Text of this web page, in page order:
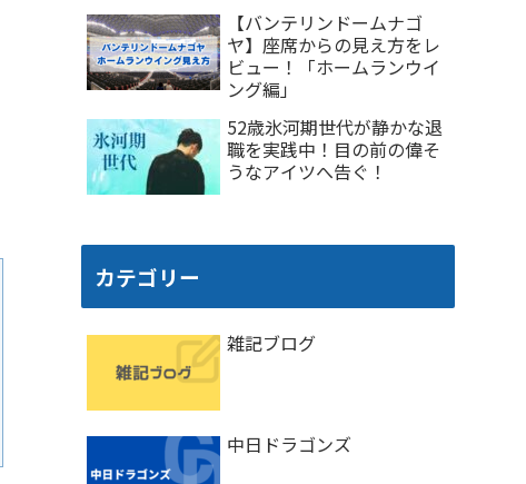
【バンテリンドームナゴ
ヤ】座席からの見え方をレ
ビュー！「ホームランウイ
ング編」
52歳氷河期世代が静かな退
職を実践中！目の前の偉そ
うなアイツへ告ぐ！
カテゴリー
雑記ブログ
中日ドラゴンズ